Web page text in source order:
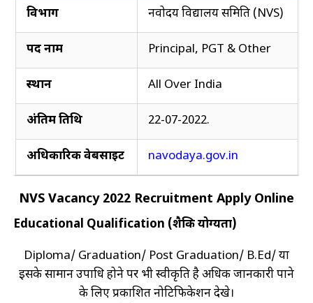
JOBS
Maharatana
Transport
Handicap
Peon
FOLLOW
US
Facebook
विभाग नवोदय विद्यालय समिति (NVS)
पद नाम Principal, PGT & Other
स्थान All Over India
अंतिम तिथि 22-07-2022.
अधिकारिक वेबसाइट navodaya.gov.in
NVS Vacancy 2022 Recruitment Apply Online
Educational Qualification (शैक्षिक योग्यता)
Diploma/ Graduation/ Post Graduation/ B.Ed/ या
इसके सामान उपाधि होने पर भी स्वीकृति है अधिक जानकारी पाने
के लिए प्रकाशित नोटिफिकेशन देखे।